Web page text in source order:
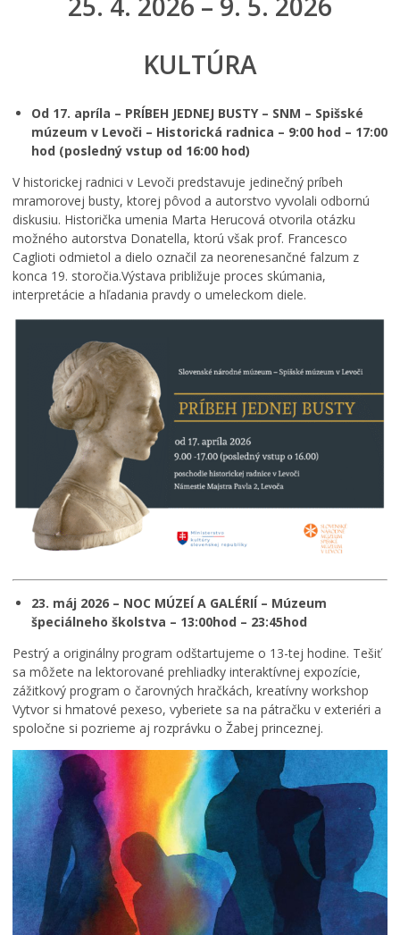
KULTÚRA
Od 17. apríla – PRÍBEH JEDNEJ BUSTY – SNM – Spišské
múzeum v Levoči – Historická radnica – 9:00 hod – 17:00
hod (posledný vstup od 16:00 hod)
V historickej radnici v Levoči predstavuje jedinečný príbeh
mramorovej busty, ktorej pôvod a autorstvo vyvolali odbornú
diskusiu. Historička umenia Marta Herucová otvorila otázku
možného autorstva Donatella, ktorú však prof. Francesco
Caglioti odmietol a dielo označil za neorenesančné falzum z
konca 19. storočia.Výstava približuje proces skúmania,
interpretácie a hľadania pravdy o umeleckom diele.
23. máj 2026 – NOC MÚZEÍ A GALÉRIÍ – Múzeum
špeciálneho školstva – 13:00hod – 23:45hod
Pestrý a originálny program odštartujeme o 13-tej hodine. Tešiť
sa môžete na lektorované prehliadky interaktívnej expozície,
zážitkový program o čarovných hračkách, kreatívny workshop
Vytvor si hmatové pexeso, vyberiete sa na pátračku v exteriéri a
spoločne si pozrieme aj rozprávku o Žabej princeznej.